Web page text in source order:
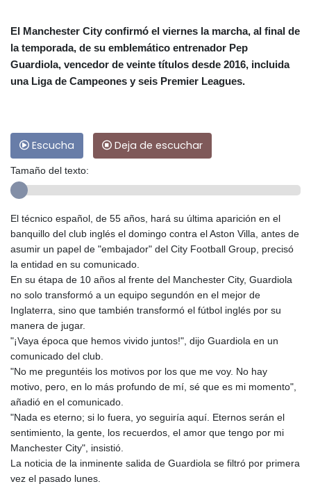
El Manchester City confirmó el viernes la marcha, al final de
la temporada, de su emblemático entrenador Pep
Guardiola, vencedor de veinte títulos desde 2016, incluida
una Liga de Campeones y seis Premier Leagues.
Escucha Deja de escuchar
Tamaño del texto:
El técnico español, de 55 años, hará su última aparición en el
banquillo del club inglés el domingo contra el Aston Villa, antes de
asumir un papel de "embajador" del City Football Group, precisó
la entidad en su comunicado.
En su étapa de 10 años al frente del Manchester City, Guardiola
no solo transformó a un equipo segundón en el mejor de
Inglaterra, sino que también transformó el fútbol inglés por su
manera de jugar.
"¡Vaya época que hemos vivido juntos!", dijo Guardiola en un
comunicado del club.
"No me preguntéis los motivos por los que me voy. No hay
motivo, pero, en lo más profundo de mí, sé que es mi momento",
añadió en el comunicado.
"Nada es eterno; si lo fuera, yo seguiría aquí. Eternos serán el
sentimiento, la gente, los recuerdos, el amor que tengo por mi
Manchester City", insistió.
La noticia de la inminente salida de Guardiola se filtró por primera
vez el pasado lunes.